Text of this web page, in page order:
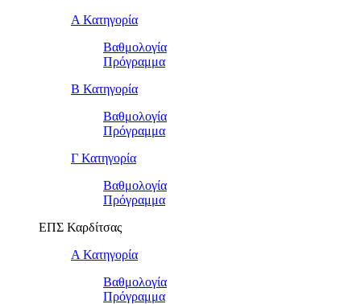
Α Κατηγορία
Βαθμολογία
Πρόγραμμα
Β Κατηγορία
Βαθμολογία
Πρόγραμμα
Γ Κατηγορία
Βαθμολογία
Πρόγραμμα
ΕΠΣ Καρδίτσας
Α Κατηγορία
Βαθμολογία
Πρόγραμμα